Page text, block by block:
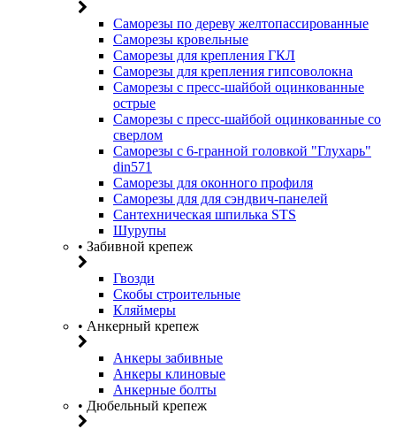
Саморезы по дереву желтопассированные
Саморезы кровельные
Саморезы для крепления ГКЛ
Саморезы для крепления гипсоволокна
Саморезы с пресс-шайбой оцинкованные
острые
Саморезы с пресс-шайбой оцинкованные со
сверлом
Саморезы с 6-гранной головкой "Глухарь"
din571
Саморезы для оконного профиля
Саморезы для для сэндвич-панелей
Сантехническая шпилька STS
Шурупы
• Забивной крепеж
Гвозди
Скобы строительные
Кляймеры
• Анкерный крепеж
Анкеры забивные
Анкеры клиновые
Анкерные болты
• Дюбельный крепеж